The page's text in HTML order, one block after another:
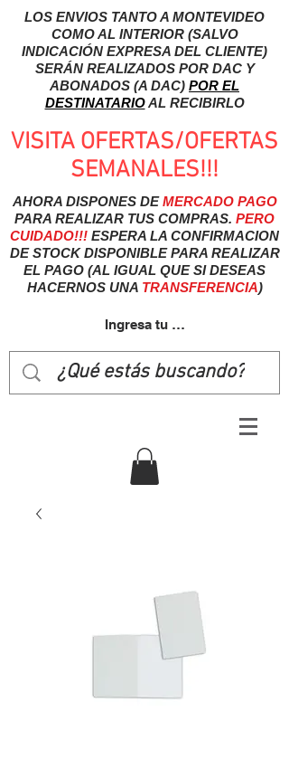
LOS ENVIOS TANTO A MONTEVIDEO
COMO AL INTERIOR (SALVO
INDICACIÓN EXPRESA DEL CLIENTE)
SERÁN REALIZADOS POR DAC Y
ABONADOS (A DAC) POR EL
DESTINATARIOAL RECIBIRLO
VISITA OFERTAS/OFERTAS
SEMANALES!!!
AHORA DISPONES DEMERCADO PAGO
PARA REALIZAR TUS COMPRAS. PERO
CUIDADO!!! ESPERA LA CONFIRMACION
DE STOCK DISPONIBLE PARA REALIZAR
EL PAGO (AL IGUAL QUE SI DESEAS
HACERNOS UNA TRANSFERENCIA)
Ingresa tu usuairo